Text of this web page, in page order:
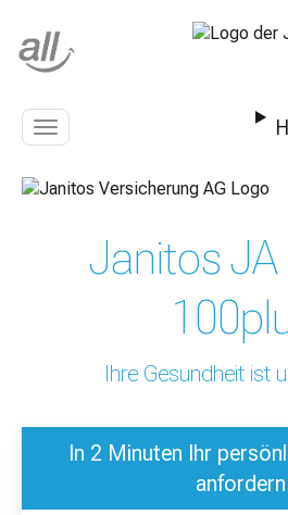
Navigation
Janitos JA
Ihre Gesundheit ist
In 2 Minuten Ihr